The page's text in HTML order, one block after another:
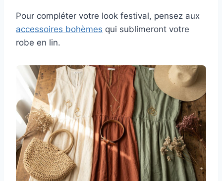
Pour compléter votre look festival, pensez aux
accessoires bohèmes qui sublimeront votre
robe en lin.